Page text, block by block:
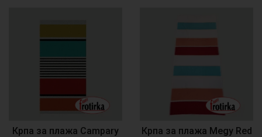
Крпа за плажа Campary
Крпа за плажа Megy Red